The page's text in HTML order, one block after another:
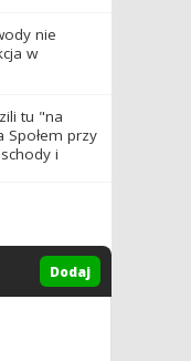
nie
w
tu "na
Społem przy
i
Dodaj